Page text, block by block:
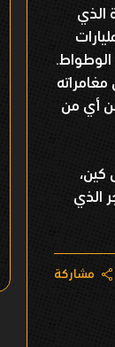
الذي
الوطواط.
عن أي من
كين،
الذي
مشاركة